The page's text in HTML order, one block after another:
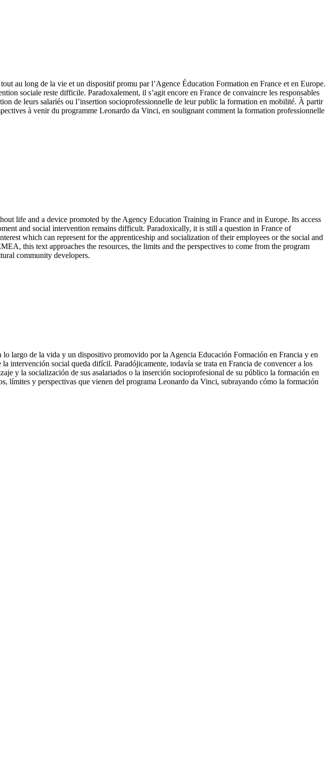
au long de la vie et un dispositif promu par l’Agence Éducation Formation en France et en Europe.
sociale reste difficile. Paradoxalement, il s’agit encore en France de convaincre les responsables
de leurs salariés ou l’insertion socioprofessionnelle de leur public la formation en mobilité. À partir
à venir du programme Leonardo da Vinci, en soulignant comment la formation professionnelle
life and a device promoted by the Agency Education Training in France and in Europe. Its access
and social intervention remains difficult. Paradoxically, it is still a question in France of
which can represent for the apprenticeship and socialization of their employees or the social and
this text approaches the resources, the limits and the perspectives to come from the program
community developers.
largo de la vida y un dispositivo promovido por la Agencia Educación Formación en Francia y en
intervención social queda difícil. Paradójicamente, todavía se trata en Francia de convencer a los
y la socialización de sus asalariados o la inserción socioprofesional de su público la formación en
límites y perspectivas que vienen del programa Leonardo da Vinci, subrayando cómo la formación